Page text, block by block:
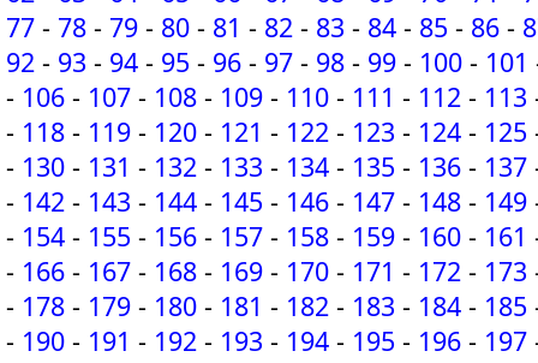
77 - 78 - 79 - 80 - 81 - 82 - 83 - 84 - 85 - 86 -
92 - 93 - 94 - 95 - 96 - 97 - 98 - 99 - 100 - 101
- 106 - 107 - 108 - 109 - 110 - 111 - 112 - 113
- 118 - 119 - 120 - 121 - 122 - 123 - 124 - 125
- 130 - 131 - 132 - 133 - 134 - 135 - 136 - 137
- 142 - 143 - 144 - 145 - 146 - 147 - 148 - 149
- 154 - 155 - 156 - 157 - 158 - 159 - 160 - 161
- 166 - 167 - 168 - 169 - 170 - 171 - 172 - 173
- 178 - 179 - 180 - 181 - 182 - 183 - 184 - 185
- 190 - 191 - 192 - 193 - 194 - 195 - 196 - 197